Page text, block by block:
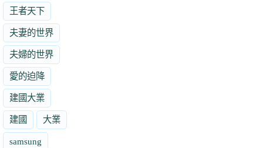
王者天下
夫妻的世界
夫婦的世界
愛的迫降
建國大業
建國 大業
samsung